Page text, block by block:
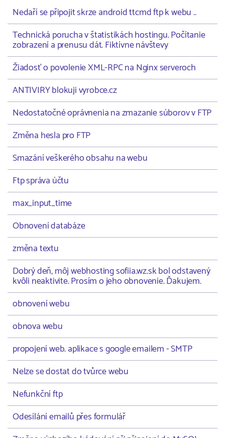
Nedaří se připojit skrze android ttcmd ftp k webu ..
Technická porucha v štatistikách hostingu. Počítanie
zobrazení a prenusu dát. Fiktívne návštevy
Žiadosť o povolenie XML-RPC na Nginx serveroch
ANTIVIRY blokuji vyrobce.cz
Nedostatočné oprávnenia na zmazanie súborov v FTP
Změna hesla pro FTP
Smazání veškerého obsahu na webu
Ftp správa účtu
max_input_time
Obnovení databáze
změna textu
Dobrý deň, môj webhosting sofiia.wz.sk bol odstavený
kvôli neaktivite. Prosím o jeho obnovenie. Ďakujem.
obnovení webu
obnova webu
propojení web. aplikace s google emailem - SMTP
Nelze se dostat do tvůrce webu
Nefunkční ftp
Odesílání emailů přes formulář